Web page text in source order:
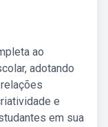
ao
adotando
e
em sua